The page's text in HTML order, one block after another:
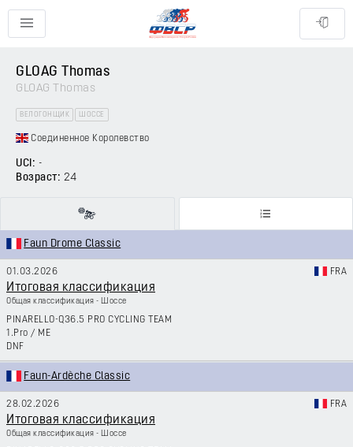
GLOAG Thomas
GLOAG Thomas
ВЕЛОГОНЩИК ШОССЕ
Соединенное Королевство
UCI: -
Возраст: 24
Faun Drome Classic
01.03.2026 FRA
Итоговая классификация
Общая классификация - Шоссе
PINARELLO-Q36.5 PRO CYCLING TEAM
1.Pro / ME
DNF
Faun-Ardèche Classic
28.02.2026 FRA
Итоговая классификация
Общая классификация - Шоссе